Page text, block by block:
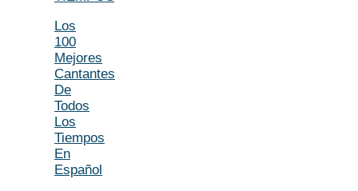
Los
100
Mejores
Cantantes
De
Todos
Los
Tiempos
En
Español